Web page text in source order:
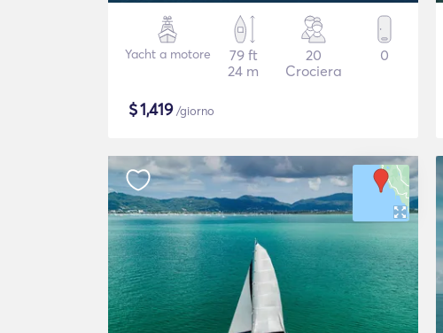
Yacht a motore
79 ft
24 m
20
Crociera
0
$1,419/giorno